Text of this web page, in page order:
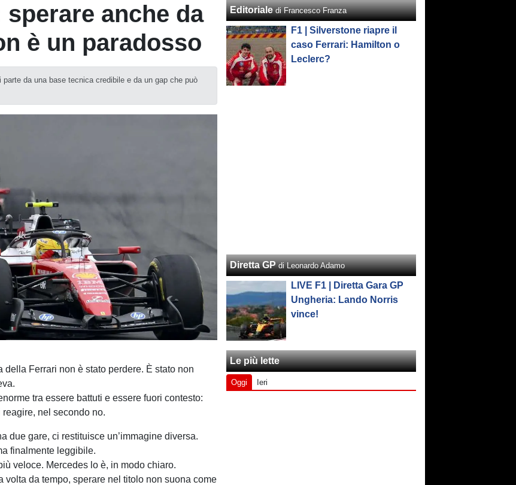
sperare anche da
è un paradosso
da una base tecnica credibile e da un gap che può
della Ferrari non è stato perdere. È stato non
tra essere battuti e essere fuori contesto:
nel secondo no.
due gare, ci restituisce un’immagine diversa.
finalmente leggibile.
veloce. Mercedes lo è, in modo chiaro.
volta da tempo, sperare nel titolo non suona come
Editoriale di Francesco Franza
F1 | Silverstone riapre il
caso Ferrari: Hamilton o
Leclerc?
Diretta GP di Leonardo Adamo
LIVE F1 | Diretta Gara GP
Ungheria: Lando Norris
vince!
Le più lette
Oggi Ieri